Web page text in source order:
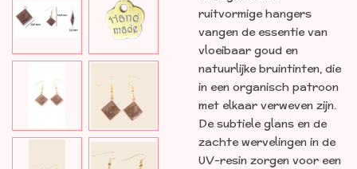
ruitvormige hangers
vangen de essentie van
vloeibaar goud en
natuurlijke bruintinten, die
in een organisch patroon
met elkaar verweven zijn.
De subtiele glans en de
zachte wervelingen in de
UV-resin zorgen voor een